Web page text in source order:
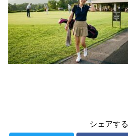
シェアする